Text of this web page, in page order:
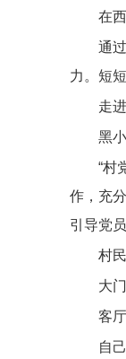
在
通
力。短
走
黑
“村
作，充
引导党
村
大
客
自